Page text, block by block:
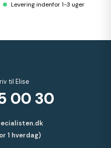
Levering indenfor 1-3 uger
til Elise
00 30
1 hverdag)